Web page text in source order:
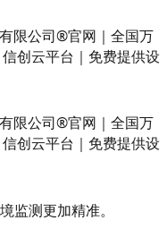
监测更加精准。